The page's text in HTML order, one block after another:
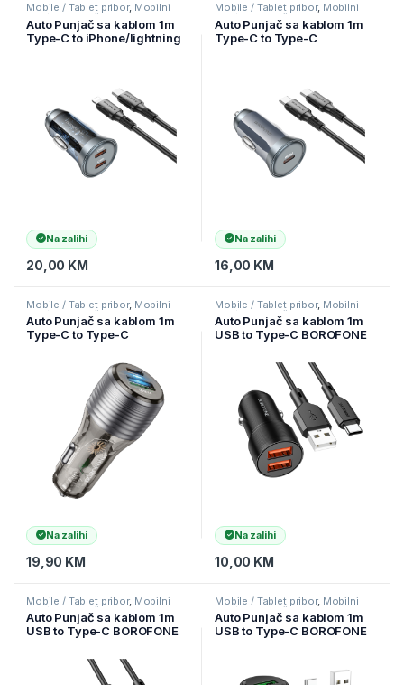
Mobile / Tablet pribor, Mobilni
Uređaji Punjači
Auto Punjač sa kablom 1m
Type-C to iPhone/lightning
Na zalihi
20,00 KM
Mobile / Tablet pribor, Mobilni
Uređaji Punjači
Auto Punjač sa kablom 1m
Type-C to Type-C
Na zalihi
16,00 KM
Mobile / Tablet pribor, Mobilni
Punjači
Auto Punjač sa kablom 1m
Type-C to Type-C
PD30W+QC3.0 car charger
set USB + Type-C,
transparent black
Na zalihi
19,90 KM
Mobile / Tablet pribor, Mobilni
Punjači
Auto Punjač sa kablom 1m
USB to Type-C BOROFONE
2xUSB car set black
Na zalihi
10,00 KM
Mobile / Tablet pribor, Mobilni
Punjači
Auto Punjač sa kablom 1m
USB to Type-C BOROFONE
QC3.0 USB car set black
Mobile / Tablet pribor, Mobilni
Punjači
Auto Punjač sa kablom 1m
USB to Type-C BOROFONE
transparent black